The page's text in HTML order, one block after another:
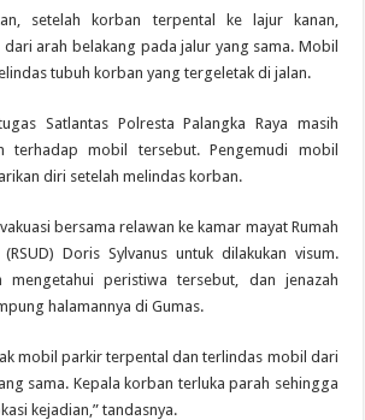
setelah korban terpental ke lajur kanan,
arah belakang pada jalur yang sama. Mobil
tubuh korban yang tergeletak di jalan.
Satlantas Polresta Palangka Raya masih
terhadap mobil tersebut. Pengemudi mobil
diri setelah melindas korban.
bersama relawan ke kamar mayat Rumah
Doris Sylvanus untuk dilakukan visum.
mengetahui peristiwa tersebut, dan jenazah
halamannya di Gumas.
mobil parkir terpental dan terlindas mobil dari
sama. Kepala korban terluka parah sehingga
kejadian,” tandasnya.